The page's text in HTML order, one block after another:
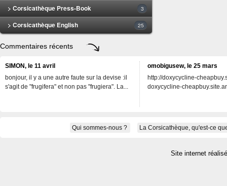
> Corsicathèque Press-Book 3
> Corsicathèque English 25
Commentaires récents
SIMON, le 11 avril
bonjour, il y a une autre faute sur la devise :il
s'agit de "frugifera" et non pas "frugiera". La...
omobigusew, le 25 mars
http://doxycycline-
doxycycline-
Qui sommes-nous ? La Corsicathèque, qu'est-ce
Site internet